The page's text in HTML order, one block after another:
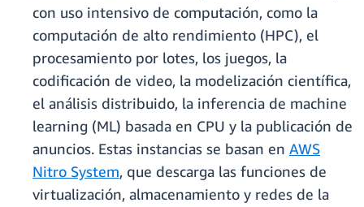
con uso intensivo de computación, como la
computación de alto rendimiento (HPC), el
procesamiento por lotes, los juegos, la
codificación de video, la modelización científica,
el análisis distribuido, la inferencia de machine
learning (ML) basada en CPU y la publicación de
anuncios. Estas instancias se basan en AWS
Nitro System, que descarga las funciones de
virtualización, almacenamiento y redes de la